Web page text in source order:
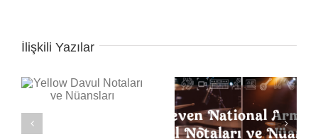
İlişkili Yazılar
Back in Black Davul